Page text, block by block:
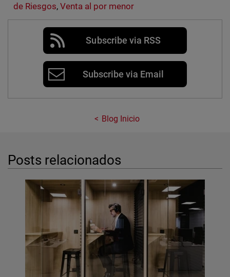
de Riesgos, Venta al por menor
Subscribe via RSS
Subscribe via Email
Blog Inicio
Posts relacionados